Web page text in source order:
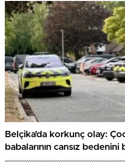
Belçika’da korkunç olay:
babalarının cansız bedenini